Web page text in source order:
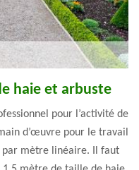
haie et arbuste
pour l’activité de
d’œuvre pour le travail
par mètre linéaire. Il faut